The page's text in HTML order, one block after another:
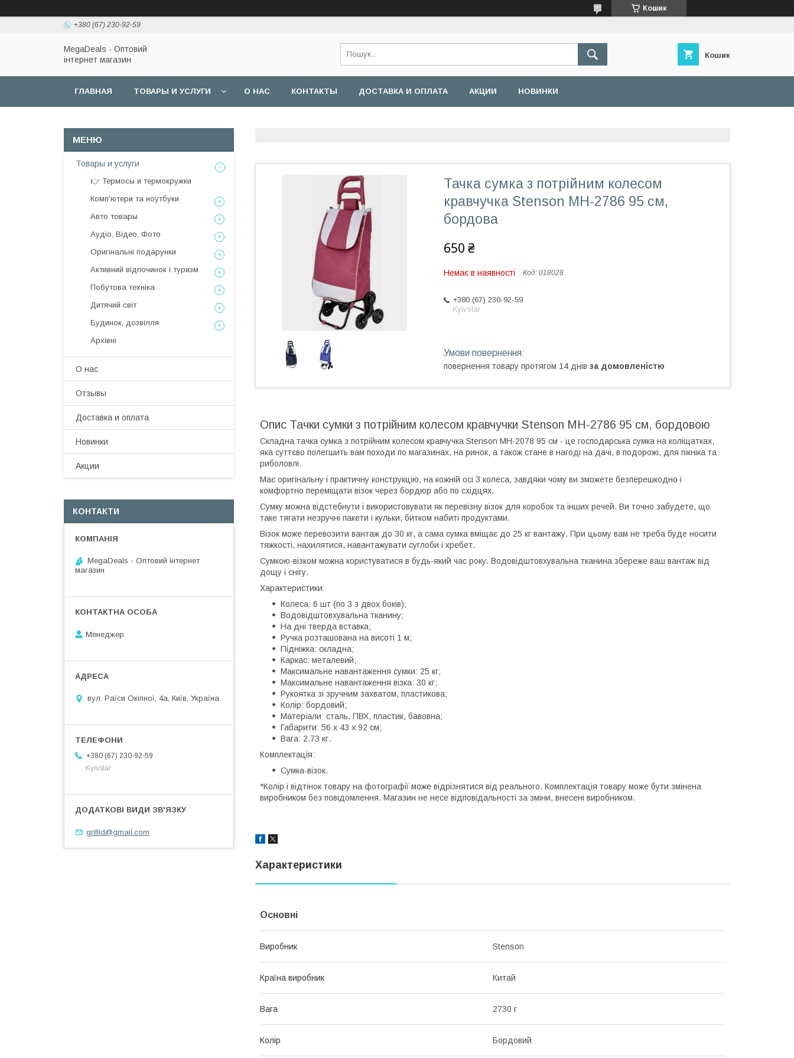
Кошик
+380 (67) 230-92-59
MegaDeals - Оптовий
інтернет магазин
Кошик
ГЛАВНАЯ ТОВАРЫ И УСЛУГИ О НАС КОНТАКТЫ ДОСТАВКА И ОПЛАТА АКЦИИ НОВИНКИ
Тачка сумка з потрійним колесом
кравчучка Stenson MH-2786 95 см,
бордова
650 ₴
Немає в наявності Код: 018028
+380 (67) 230-92-59
Kyivstar
повернення товару протягом 14 днів за домовленістю
Опис Тачки сумки з потрійним колесом кравчучки Stenson MH-2786 95 см, бордовою
Складна тачка сумка з потрійним колесом кравчучка Stenson MH-2078 95 см - це господарська сумка на коліщатках,
яка суттєво полегшить вам походи по магазинах, на ринок, а також стане в нагоді на дачі, в подорожі, для пікніка та
риболовлі.
Має оригінальну і практичну конструкцію, на кожній осі 3 колеса, завдяки чому ви зможете безперешкодно і
комфортно переміщати візок через бордюр або по східцях.
Сумку можна відстебнути і використовувати як перевізну візок для коробок та інших речей. Ви точно забудете, що
таке тягати незручні пакети і кульки, битком набиті продуктами.
Візок може перевозити вантаж до 30 кг, а сама сумка вміщає до 25 кг вантажу. При цьому вам не треба буде носити
тяжкості, нахилятися, навантажувати суглоби і хребет.
Сумкою-візком можна користуватися в будь-який час року. Водовідштовхувальна тканина збереже ваш вантаж від
дощу і снігу.
Характеристики:
Колеса: 6 шт (по 3 з двох боків);
Водовідштовхувальна тканину;
На дні тверда вставка;
Ручка розташована на висоті 1 м;
Підніжка: складна;
Каркас: металевий;
Максимальне навантаження сумки: 25 кг;
Максимальне навантаження візка: 30 кг;
Рукоятка зі зручним захватом, пластикова;
Колір: бордовий;
Матеріали: сталь, ПВХ, пластик, бавовна;
Габарити: 56 х 43 х 92 см;
Вага: 2.73 кг.
Комплектація:
Сумка-візок.
*Колір і відтінок товару на фотографії може відрізнятися від реального. Комплектація товару може бути змінена
виробником без повідомлення. Магазин не несе відповідальності за зміни, внесені виробником.
Характеристики
Основні
Виробник Stenson
Країна виробник Китай
Вага 2730 г
Колір Бордовий
Товары и услуги
👉 Термосы и термокружки
Комп'ютери та ноутбуки
Авто товары
Аудіо, Відео, Фото
Оригінальні подарунки
Активний відпочинок і туризм
Побутова техніка
Дитячий світ
Будинок, дозвілля
Архівні
О нас
Отзывы
Доставка и оплата
Новинки
Акции
КОНТАКТИ
MegaDeals - Оптовий інтернет
магазин
Менеджер
вул. Раїси Окіпної, 4а, Київ, Україна
+380 (67) 230-92-59
Kyivstar
grifild@gmail.com